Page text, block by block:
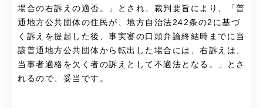
場合の右訴えの適否。
」とされ、裁判要旨により、「 普
通地方公共団体の住民が、地方自治法242条の2に基づ
く訴えを提起した後、事実審の口頭弁論終結時までに当
該普通地方公共団体から転出した場合には、右訴えは、
当事者適格を欠く者の訴えとして不適法となる。
」とさ
れるので、妥当です。